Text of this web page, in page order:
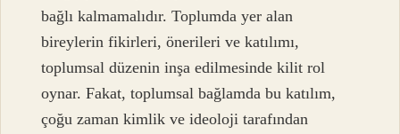
bağlı kalmamalıdır. Toplumda yer alan
bireylerin fikirleri, önerileri ve katılımı,
toplumsal düzenin inşa edilmesinde kilit rol
oynar. Fakat, toplumsal bağlamda bu katılım,
çoğu zaman kimlik ve ideoloji tarafından